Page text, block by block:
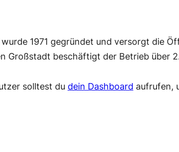
wurde 1971 gegründet und versorgt die
Großstadt beschäftigt der Betrieb über
solltest du dein Dashboard aufrufen,